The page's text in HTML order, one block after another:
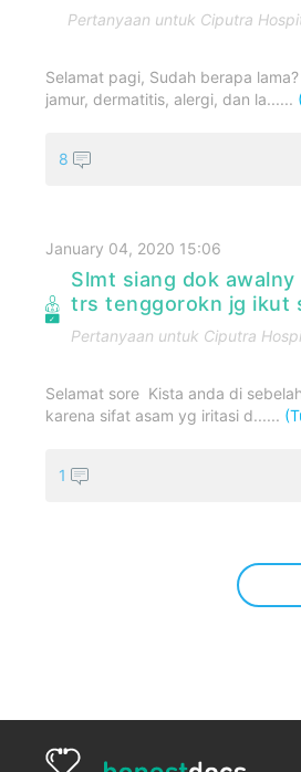
Pertanyaan untuk Ciputra
Selamat pagi, Sudah berapa
jamur, dermatitis, alergi, dan la......
8
January 04, 2020 15:06
Slmt siang dok
trs tenggorokn jg ikut
Pertanyaan untuk Ciputra
Selamat sore Kista anda di
karena sifat asam yg iritasi d......
1